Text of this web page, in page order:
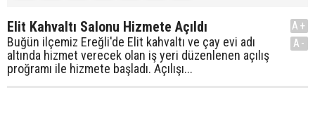
Elit Kahvaltı Salonu Hizmete Açıldı
Buğün ilçemiz Ereğli'de Elit kahvaltı ve çay evi adı
altında hizmet verecek olan iş yeri düzenlenen açılış
proğramı ile hizmete başladı. Açılışı...
A+
A-